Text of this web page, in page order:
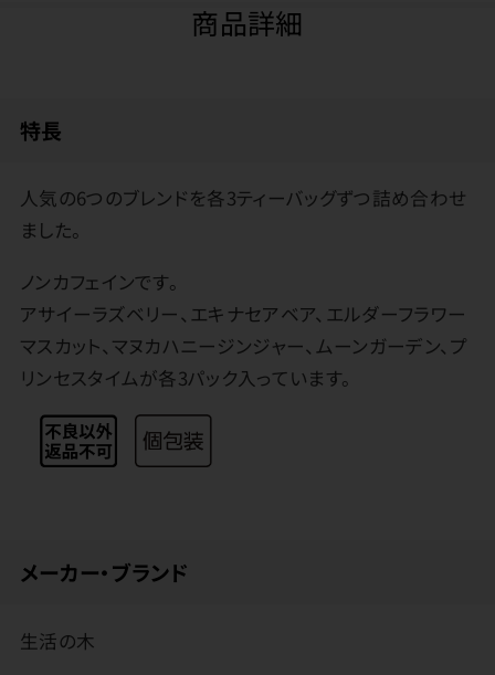
商品詳細
特長
人気の6つのブレンドを各3ティーバッグずつ詰め合わせ
ました。
ノンカフェインです。
アサイーラズベリー、エキナセアベア、エルダーフラワー
マスカット、マヌカハニージンジャー、ムーンガーデン、プ
リンセスタイムが各3パック入っています。
メーカー・ブランド
生活の木